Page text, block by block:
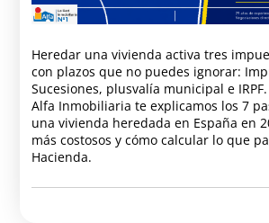
Heredar una vivienda activa tres
con plazos que no puedes ignorar:
Sucesiones, plusvalía municipal e
Alfa Inmobiliaria te explicamos los 7
una vivienda heredada en España en
más costosos y cómo calcular lo que
Hacienda.